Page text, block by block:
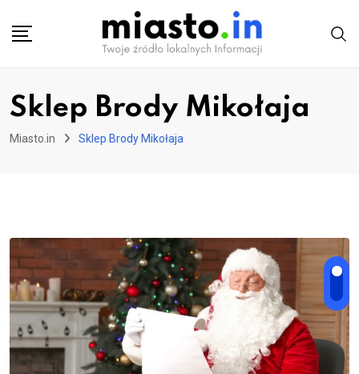
Sklep Brody Mikołaja
Miasto.in Sklep Brody Mikołaja